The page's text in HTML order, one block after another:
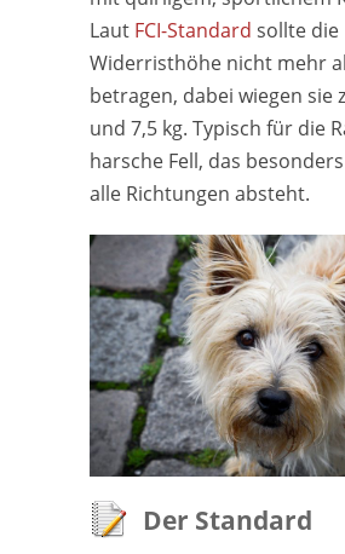
Laut FCI-Standard sollte die
Widerristhöhe nicht mehr
betragen, dabei wiegen sie
und 7,5 kg. Typisch für die
harsche Fell, das
alle Richtungen absteht.
Der Standard